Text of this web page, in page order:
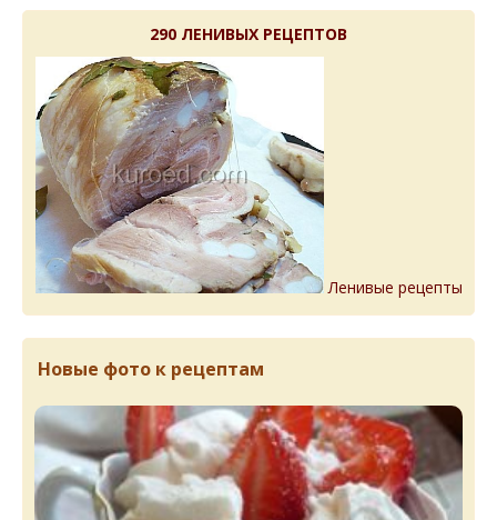
290 ЛЕНИВЫХ РЕЦЕПТОВ
Ленивые рецепты
Новые фото к рецептам